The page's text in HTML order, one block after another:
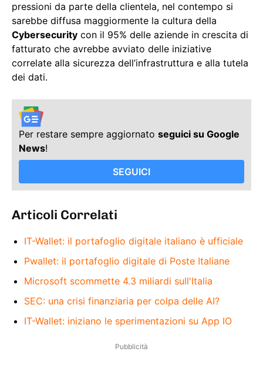
pressioni da parte della clientela, nel contempo si
sarebbe diffusa maggiormente la cultura della
Cybersecurity con il 95% delle aziende in crescita di
fatturato che avrebbe avviato delle iniziative
correlate alla sicurezza dell’infrastruttura e alla tutela
dei dati.
Per restare sempre aggiornato seguici su Google
News!
SEGUICI
Articoli Correlati
IT-Wallet: il portafoglio digitale italiano è ufficiale
Pwallet: il portafoglio digitale di Poste Italiane
Microsoft scommette 4.3 miliardi sull'Italia
SEC: una crisi finanziaria per colpa delle AI?
IT-Wallet: iniziano le sperimentazioni su App IO
Pubblicità